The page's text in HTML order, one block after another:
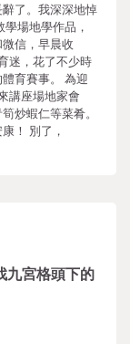
了。我深深地悼
場地學作品，
信，早晨收
迷，花了不少時
育賽事。 為迎
講座場地家會
炒蝦仁等菜肴。
！ 別了，
宮格頭下的